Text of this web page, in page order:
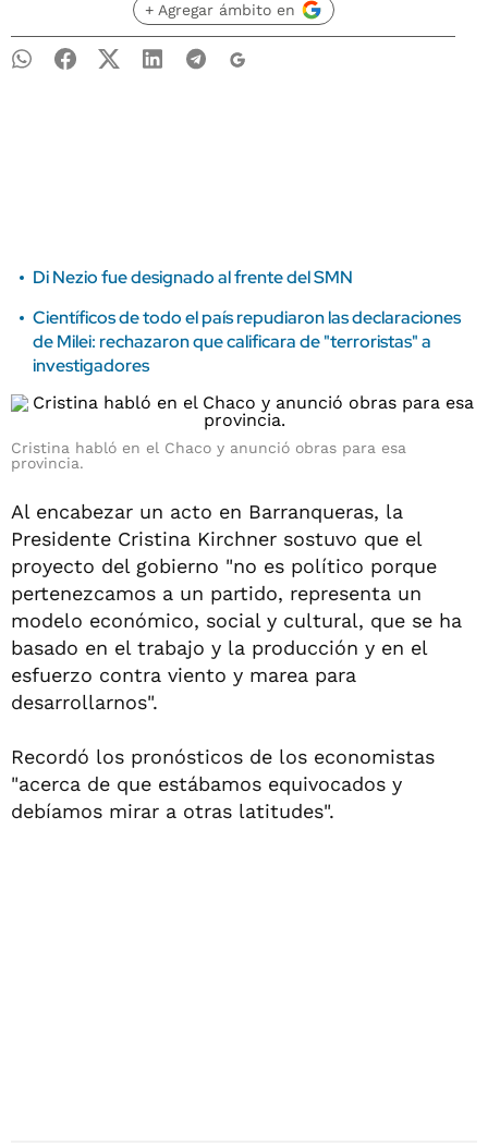
+ Agregar ámbito en
Di Nezio fue designado al frente del SMN
Científicos de todo el país repudiaron las declaraciones
de Milei: rechazaron que calificara de "terroristas" a
investigadores
Cristina habló en el Chaco y anunció obras para esa
provincia.
Al encabezar un acto en Barranqueras, la
Presidente Cristina Kirchner sostuvo que el
proyecto del gobierno "no es político porque
pertenezcamos a un partido, representa un
modelo económico, social y cultural, que se ha
basado en el trabajo y la producción y en el
esfuerzo contra viento y marea para
desarrollarnos".
Recordó los pronósticos de los economistas
"acerca de que estábamos equivocados y
debíamos mirar a otras latitudes".